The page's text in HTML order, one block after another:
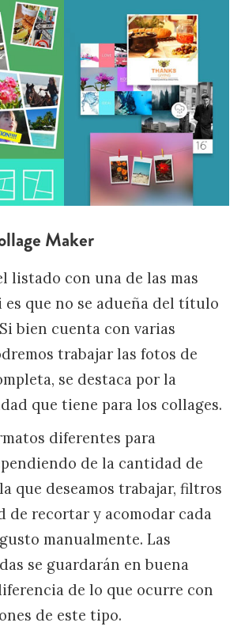
Maker
listado con una de las mas
es que no se adueña del título
bien cuenta con varias
trabajar las fotos de
se destaca por la
que tiene para los collages.
diferentes para
de la cantidad de
que deseamos trabajar, filtros
de recortar y acomodar cada
manualmente. Las
se guardarán en buena
de lo que ocurre con
de este tipo.